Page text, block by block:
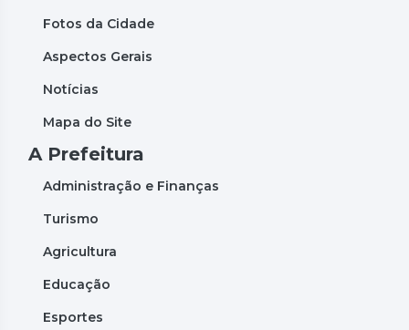
Fotos da Cidade
Aspectos Gerais
Notícias
Mapa do Site
A Prefeitura
Administração e Finanças
Turismo
Agricultura
Educação
Esportes